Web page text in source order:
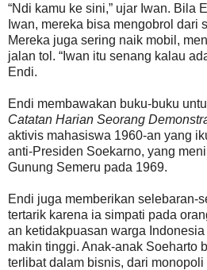
“Ndi kamu ke sini,” ujar Iwan. Bila
Iwan, mereka bisa mengobrol dari
Mereka juga sering naik mobil,
jalan tol. “Iwan itu senang kalau
Endi.
Endi membawakan buku-buku
Catatan Harian Seorang
aktivis mahasiswa 1960-an yang
anti-Presiden Soekarno, yang
Gunung Semeru pada 1969.
Endi juga memberikan selebaran-
tertarik karena ia simpati pada
an ketidakpuasan warga
makin tinggi. Anak-anak Soeharto
terlibat dalam bisnis, dari